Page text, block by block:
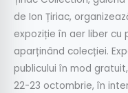
de Ion Țiriac,
expoziție în aer liber
aparținând colecției.
publicului în mod
22-23 octombrie, în